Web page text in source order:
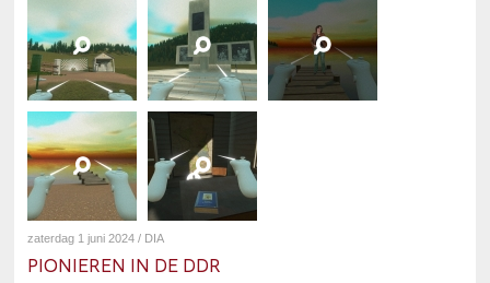
zaterdag 1 juni 2024 / DIA
PIONIEREN IN DE DDR